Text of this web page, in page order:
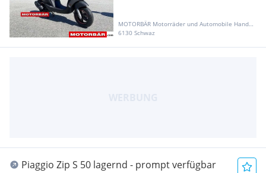
MOTORBÄR Motorräder und Automobile Handelsgesellschaft m.b.H.
6130 Schwaz
Piaggio Zip S 50 lagernd - prompt verfügbar